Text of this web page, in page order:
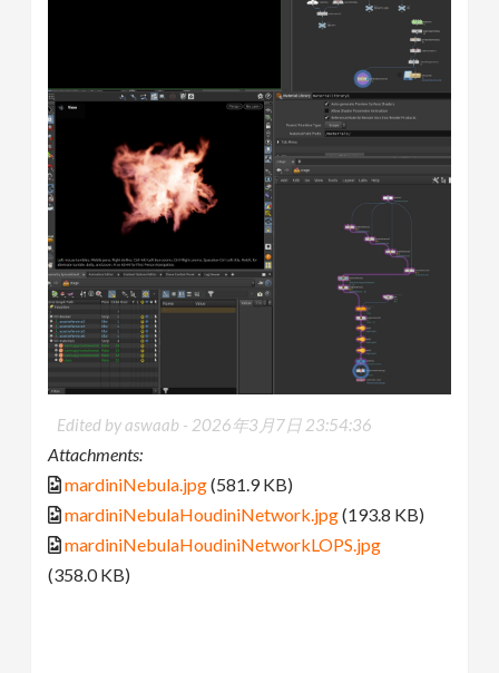
Edited by aswaab - 2026年3月7日 23:54:36
Attachments:
mardiniNebula.jpg(581.9 KB)
mardiniNebulaHoudiniNetwork.jpg(193.8 KB)
mardiniNebulaHoudiniNetworkLOPS.jpg
(358.0 KB)